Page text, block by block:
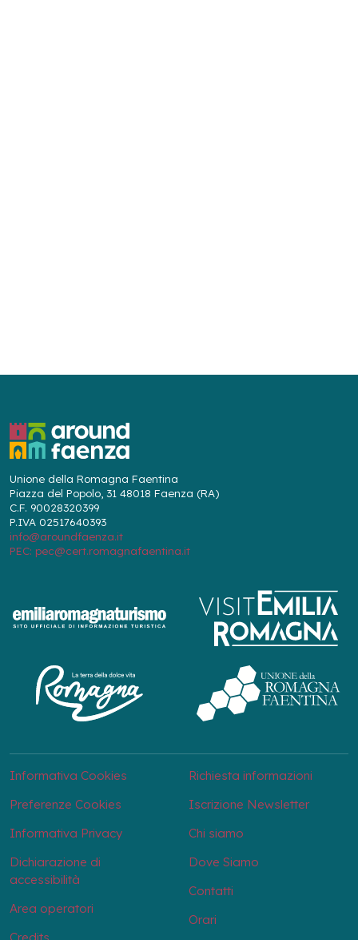
Unione della Romagna Faentina
Piazza del Popolo, 31 48018 Faenza (RA)
C.F. 90028320399
P.IVA 02517640393
info@aroundfaenza.it
PEC: pec@cert.romagnafaentina.it
Informativa Cookies
Preferenze Cookies
Informativa Privacy
Dichiarazione di
accessibilità
Area operatori
Credits
Richiesta informazioni
Iscrizione Newsletter
Chi siamo
Dove Siamo
Contatti
Orari